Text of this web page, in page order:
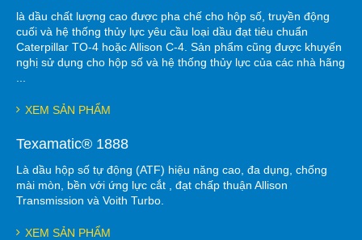
là dầu chất lượng cao được pha chế cho hộp số, truyền động
cuối và hệ thống thủy lực yêu cầu loại dầu đạt tiêu chuẩn
Caterpillar TO-4 hoặc Allison C-4. Sản phẩm cũng được khuyến
nghị sử dụng cho hộp số và hệ thống thủy lực của các nhà hãng
XEM SẢN PHẨM
Texamatic® 1888
Là dầu hộp số tự động (ATF) hiệu năng cao, đa dụng, chống
mài mòn, bền với ứng lực cắt , đạt chấp thuận Allison
Transmission và Voith Turbo.
XEM SẢN PHẨM